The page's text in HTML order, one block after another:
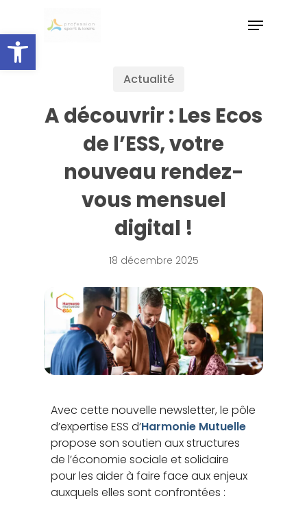
Ouvrir la barre d’outils
main
content
Actualité
A découvrir : Les Ecos
de l’ESS, votre
nouveau rendez-
vous mensuel
digital !
18 décembre 2025
Avec cette nouvelle newsletter, le pôle
d’expertise ESS d’Harmonie Mutuelle
propose son soutien aux structures
de l’économie sociale et solidaire
pour les aider à faire face aux enjeux
auxquels elles sont confrontées :